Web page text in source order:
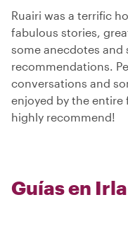
Ruairi was a terrific
fabulous stories,
some anecdotes and
recommendations.
conversations and
enjoyed by the entire
highly recommend!
Guías en